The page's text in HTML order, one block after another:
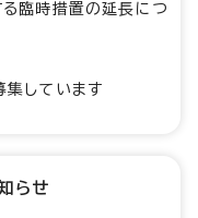
臨時措置の延長につ
しています
らせ